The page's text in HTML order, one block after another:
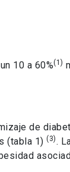
10 a 60%(1)
de
(tabla 1) (3) .